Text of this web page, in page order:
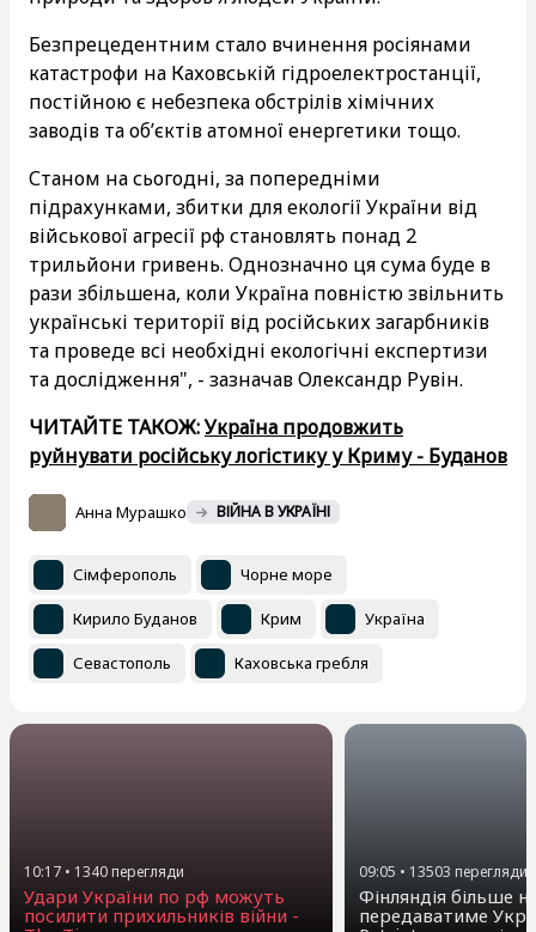
Безпрецедентним стало вчинення росіянами
катастрофи на Каховській гідроелектростанції,
постійною є небезпека обстрілів хімічних
заводів та об’єктів атомної енергетики тощо.
Станом на сьогодні, за попередніми
підрахунками, збитки для екології України від
військової агресії рф становлять понад 2
трильйони гривень. Однозначно ця сума буде в
рази збільшена, коли Україна повністю звільнить
українські території від російських загарбників
та проведе всі необхідні екологічні експертизи
та дослідження", - зазначав Олександр Рувін.
ЧИТАЙТЕ ТАКОЖ:Україна продовжить
руйнувати російську логістику у Криму - Буданов
Анна Мурашко ВІЙНА В УКРАЇНІ
Сімферополь Чорне море
Кирило Буданов Крим Україна
Севастополь Каховська гребля
10:17 • 1340перегляди
Удари України по рф можуть
посилити прихильників війни -
09:05 • 13503 перегляди
Фінляндія більше
передаватиме